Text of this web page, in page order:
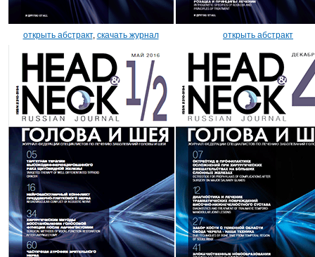
открыть абстракт, скачать журнал открыть абстракт